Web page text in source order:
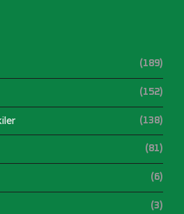
(189)
(152)
(138)
(81)
(6)
(3)